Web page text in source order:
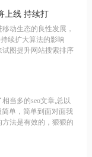
上线 持续打
动生态的良性发展，
续扩大算法的影响
图提升网站搜索排序
当多的seo文章,总以
简单，简单到面对面我
法是有效的，狠狠的